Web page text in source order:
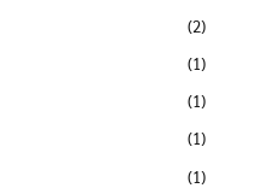
(2)
(1)
(1)
(1)
(1)